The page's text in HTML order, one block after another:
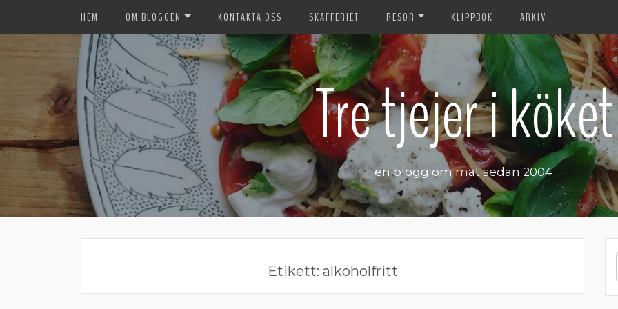
HEM OM BLOGGEN KONTAKTA OSS SKAFFERIET RESOR KLIPPBOK ARKIV
Tre tjejer i köket
en blogg om mat sedan 2004
Etikett: alkoholfritt